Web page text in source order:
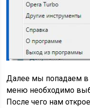
Далее мы попадаем в
меню необходимо
После чего нам